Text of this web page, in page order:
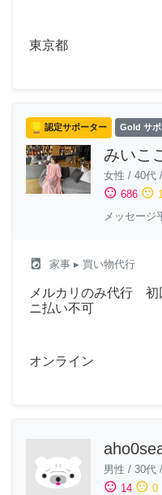
東京都
認定サポーター Gold サ
みいこ
女性 / 40代 /
sentiment_satisfied 686 sentiment_neutral
メッセージ
local_laundry_service 家事 ▸ 買い物代行
メルカリのみ代行 初
ニ払い不可
オンライン
男性 / 30代 /
sentiment_satisfied 14 sentiment_neutral 0